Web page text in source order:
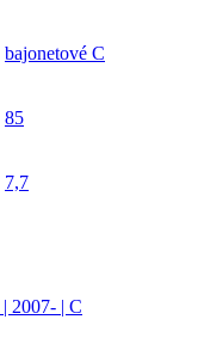
bajonetové C
85
7,7